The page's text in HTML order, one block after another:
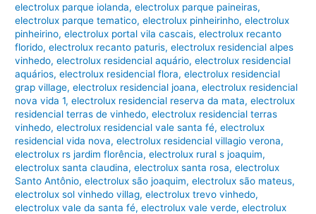
electrolux parque iolanda,electrolux parque paineiras,
electrolux parque tematico,electrolux pinheirinho,electrolux
pinheirino,electrolux portal vila cascais,electrolux recanto
florido,electrolux recanto paturis,electrolux residencial alpes
vinhedo,electrolux residencial aquário,electrolux residencial
aquários,electrolux residencial flora,electrolux residencial
grap village,electrolux residencial joana,electrolux residencial
nova vida 1,electrolux residencial reserva da mata,electrolux
residencial terras de vinhedo,electrolux residencial terras
vinhedo,electrolux residencial vale santa fé,electrolux
residencial vida nova,electrolux residencial villagio verona,
electrolux rs jardim florência,electrolux rural s joaquim,
electrolux santa claudina,electrolux santa rosa,electrolux
Santo Antônio,electrolux são joaquim,electrolux são mateus,
electrolux sol vinhedo villag,electrolux trevo vinhedo,
electrolux vale da santa fé,electrolux vale verde,electrolux